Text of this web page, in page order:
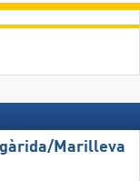
​Marilleva